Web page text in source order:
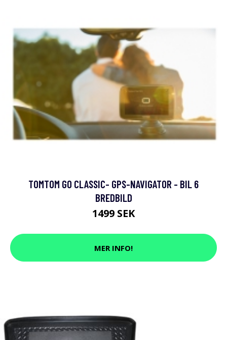
TOMTOM GO CLASSIC- GPS-NAVIGATOR - BIL 6
BREDBILD
1499 SEK
MER INFO!